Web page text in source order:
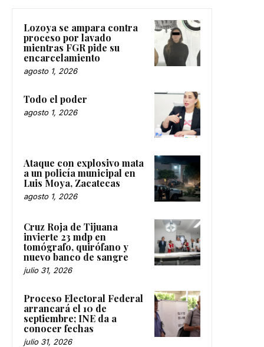
Lozoya se ampara contra
proceso por lavado
mientras FGR pide su
encarcelamiento
agosto 1, 2026
Todo el poder
agosto 1, 2026
Ataque con explosivo mata
a un policía municipal en
Luis Moya, Zacatecas
agosto 1, 2026
Cruz Roja de Tijuana
invierte 23 mdp en
tomógrafo, quirófano y
nuevo banco de sangre
julio 31, 2026
Proceso Electoral Federal
arrancará el 10 de
septiembre; INE da a
conocer fechas
julio 31, 2026